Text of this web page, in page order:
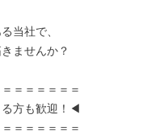
当社で、
ませんか？
＝＝＝＝＝＝
方も歓迎！◀
＝＝＝＝＝＝